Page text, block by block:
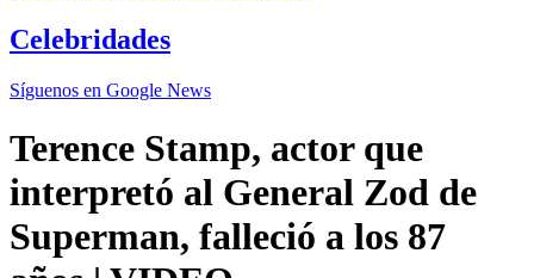
Celebridades
Síguenos en Google News
Terence Stamp, actor que
interpretó al General Zod de
Superman, falleció a los 87